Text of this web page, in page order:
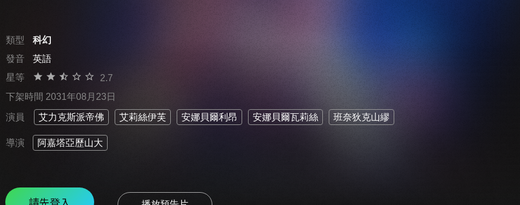
類型
科幻
發音
英語
星等
2.7
下架時間 2031年08月23日
演員 艾力克斯派帝佛 艾莉絲伊芙 安娜貝爾利昂 安娜貝爾瓦莉絲 班奈狄克山繆
導演 阿嘉塔亞歷山大